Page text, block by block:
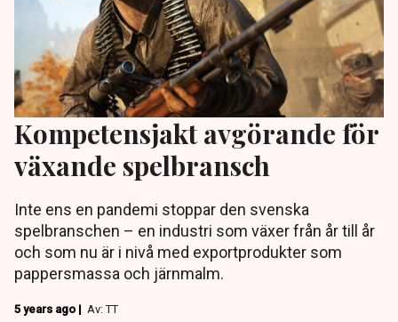
Kompetensjakt avgörande för
växande spelbransch
Inte ens en pandemi stoppar den svenska
spelbranschen – en industri som växer från år till år
och som nu är i nivå med exportprodukter som
pappersmassa och järnmalm.
5 years ago | Av: TT